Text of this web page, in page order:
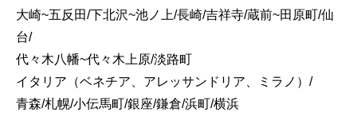
大崎~五反田/下北沢~池ノ上/長崎/吉祥寺/蔵前~田原町/仙
台/
代々木八幡~代々木上原/淡路町
イタリア（ベネチア、アレッサンドリア、ミラノ）/
青森/札幌/小伝馬町/銀座/鎌倉/浜町/横浜